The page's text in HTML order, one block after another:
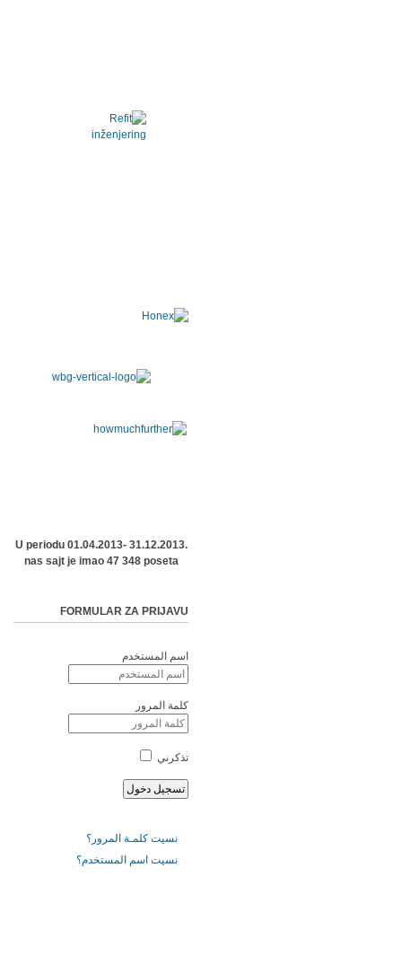
U periodu 01.04.2013- 31.12.2013.
nas sajt je imao 47 348 poseta
FORMULAR ZA PRIJAVU
اسم المستخدم
كلمة المرور
تذكرني
نسيت كلمـة المرور؟
نسيت اسم المستخدم؟